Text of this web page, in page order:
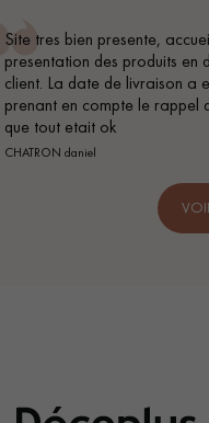
le
Conseil parfait,
BEILE FRANCK